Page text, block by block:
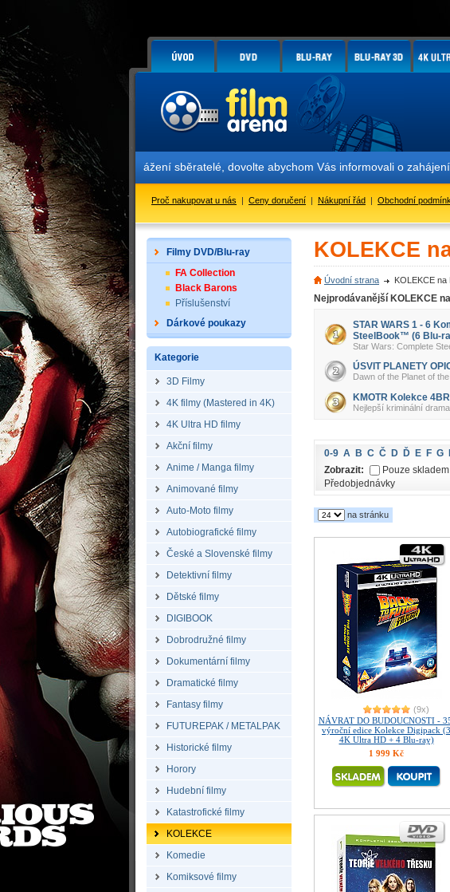
Vážení sběratelé, dovolte abychom Vás informovali o zahájení prodeje
Proč nakupovat u nás | Ceny doručení | Nákupní řád | Obchodní
Filmy DVD/Blu-ray
FA Collection
Black Barons
Příslušenství
Dárkové poukazy
Kategorie
3D Filmy
4K filmy (Mastered in 4K)
4K Ultra HD filmy
Akční filmy
Anime / Manga filmy
Animované filmy
Auto-Moto filmy
Autobiografické filmy
České a Slovenské filmy
Detektivní filmy
Dětské filmy
DIGIBOOK
Dobrodružné filmy
Dokumentární filmy
Dramatické filmy
Fantasy filmy
FUTUREPAK / METALPAK
Historické filmy
Horory
Hudební filmy
Katastrofické filmy
KOLEKCE
Komedie
Komiksové filmy
KOLEKCE
Úvodní strana KOLEKCE na
Nejprodávanější KOLEKCE
STAR WARS 1 - 6
SteelBook™ (6 Blu-
Star Wars: Complete
ÚSVIT PLANETY
Dawn of the Planet of
KMOTR Kolekce
Nejlepší kriminální
0-9 A B C Č D Ď E F G
Zobrazit:
Pouze skladem
Předobjednávky
na stránku
(9x)
NÁVRAT DO BUDOUCNOSTI -
výroční edice Kolekce Digipack (3
4K Ultra HD + 4 Blu-ray)
1 999 Kč